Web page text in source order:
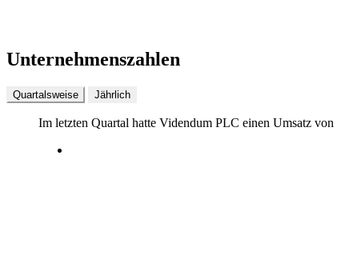
Unternehmenszahlen
Quartalsweise Jährlich
Im letzten Quartal hatte Videndum PLC einen Umsatz von